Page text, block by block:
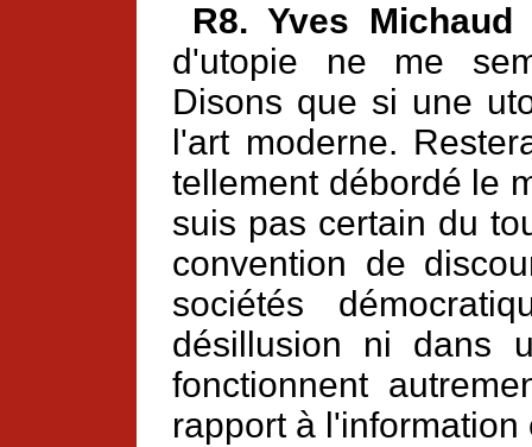
R8. Yves
d'utopie ne me
Disons que si une
l'art moderne.
tellement débordé le
suis pas certain du
convention de
sociétés
désillusion ni dans
fonctionnent
rapport à l'information